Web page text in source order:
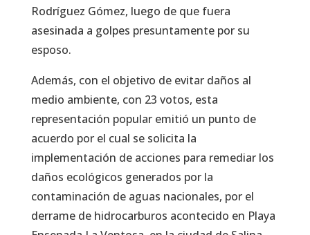
Rodríguez Gómez, luego de que fuera
asesinada a golpes presuntamente por su
esposo.
Además, con el objetivo de evitar daños al
medio ambiente, con 23 votos, esta
representación popular emitió un punto de
acuerdo por el cual se solicita la
implementación de acciones para remediar los
daños ecológicos generados por la
contaminación de aguas nacionales, por el
derrame de hidrocarburos acontecido en Playa